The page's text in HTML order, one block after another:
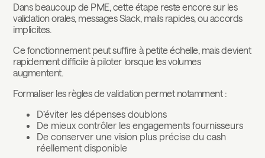
Dans beaucoup de PME, cette étape reste encore sur les
validation orales, messages Slack, mails rapides, ou accords
implicites.
Ce fonctionnement peut suffire à petite échelle, mais devient
rapidement difficile à piloter lorsque les volumes
augmentent.
Formaliser les règles de validation permet notamment :
D’éviter les dépenses doublons
De mieux contrôler les engagements fournisseurs
De conserver une vision plus précise du cash
réellement disponible